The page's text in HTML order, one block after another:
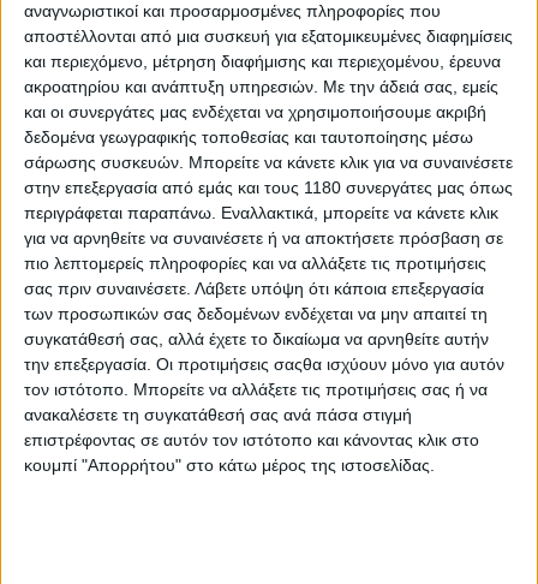
αναγνωριστικοί και προσαρμοσμένες πληροφορίες που
αποστέλλονται από μια συσκευή για εξατομικευμένες διαφημίσεις
και περιεχόμενο, μέτρηση διαφήμισης και περιεχομένου, έρευνα
ακροατηρίου και ανάπτυξη υπηρεσιών. Με την άδειά σας, εμείς
και οι συνεργάτες μας ενδέχεται να χρησιμοποιήσουμε ακριβή
δεδομένα γεωγραφικής τοποθεσίας και ταυτοποίησης μέσω
σάρωσης συσκευών. Μπορείτε να κάνετε κλικ για να συναινέσετε
στην επεξεργασία από εμάς και τους 1180 συνεργάτες μας όπως
περιγράφεται παραπάνω. Εναλλακτικά, μπορείτε να κάνετε κλικ
για να αρνηθείτε να συναινέσετε ή να αποκτήσετε πρόσβαση σε
πιο λεπτομερείς πληροφορίες και να αλλάξετε τις προτιμήσεις
σας πριν συναινέσετε. Λάβετε υπόψη ότι κάποια επεξεργασία
των προσωπικών σας δεδομένων ενδέχεται να μην απαιτεί τη
συγκατάθεσή σας, αλλά έχετε το δικαίωμα να αρνηθείτε αυτήν
την επεξεργασία. Οι προτιμήσεις σαςθα ισχύουν μόνο για αυτόν
τον ιστότοπο. Μπορείτε να αλλάξετε τις προτιμήσεις σας ή να
ανακαλέσετε τη συγκατάθεσή σας ανά πάσα στιγμή
επιστρέφοντας σε αυτόν τον ιστότοπο και κάνοντας κλικ στο
κουμπί "Απορρήτου" στο κάτω μέρος της ιστοσελίδας.
Η GV250X Roadster της Hyosung αναμένεται να κυκλοφορήσει
τον Ιούνιο του 2026 και πρόκειται για μία c...
Νέα Μοντέλα 11/11/2025
EICMA: FB Mondial Spartan 600 2026 - Σπαρτιάτικο
ντεμπούτο στα cruiser